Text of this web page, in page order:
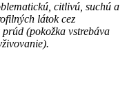
citlivú, suchú a
látok cez
(pokožka vstrebáva